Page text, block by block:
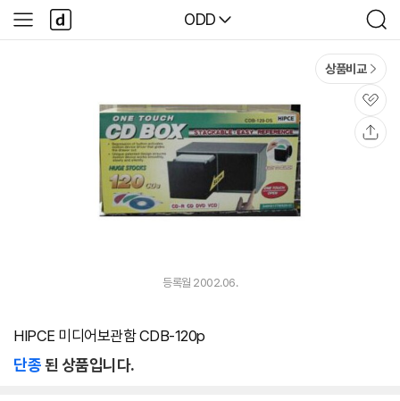
다나와
ODD
검
색
사
이
다
나
와
상품비교
관
심
등록월 2002.06.
HIPCE 미디어보관함 CDB-120p
단종된 상품입니다.